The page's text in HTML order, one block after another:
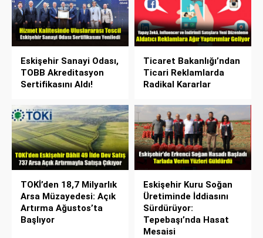
Eskişehir Sanayi Odası,
TOBB Akreditasyon
Sertifikasını Aldı!
Ticaret Bakanlığı’ndan
Ticari Reklamlarda
Radikal Kararlar
TOKİ’den 18,7 Milyarlık
Arsa Müzayedesi: Açık
Artırma Ağustos’ta
Başlıyor
Eskişehir Kuru Soğan
Üretiminde İddiasını
Sürdürüyor:
Tepebaşı’nda Hasat
Mesaisi